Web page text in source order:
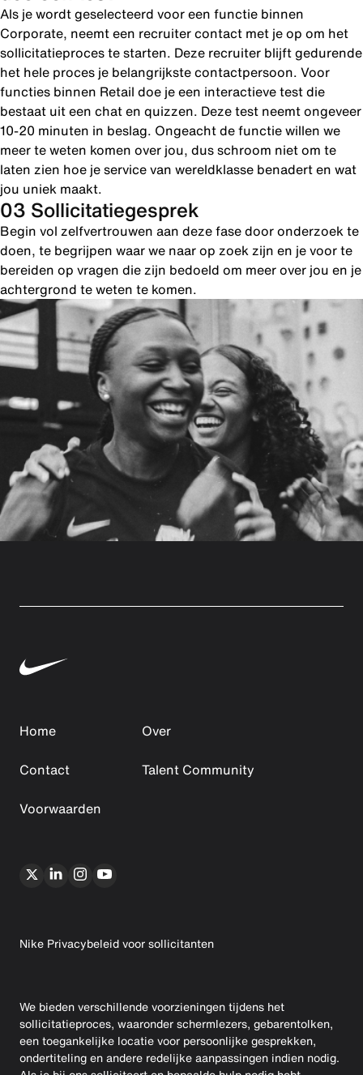
Als je wordt geselecteerd voor een functie binnen
Corporate, neemt een recruiter contact met je op om het
sollicitatieproces te starten. Deze recruiter blijft gedurende
het hele proces je belangrijkste contactpersoon. Voor
functies binnen Retail doe je een interactieve test die
bestaat uit een chat en quizzen. Deze test neemt ongeveer
10-20 minuten in beslag. Ongeacht de functie willen we
meer te weten komen over jou, dus schroom niet om te
laten zien hoe je service van wereldklasse benadert en wat
jou uniek maakt.
03 Sollicitatiegesprek
Begin vol zelfvertrouwen aan deze fase door onderzoek te
doen, te begrijpen waar we naar op zoek zijn en je voor te
bereiden op vragen die zijn bedoeld om meer over jou en je
achtergrond te weten te komen.
Home
Over
Contact
Talent Community
Voorwaarden
Nike Privacybeleid voor sollicitanten
We bieden verschillende voorzieningen tijdens het
sollicitatieproces, waaronder schermlezers, gebarentolken,
een toegankelijke locatie voor persoonlijke gesprekken,
ondertiteling en andere redelijke aanpassingen indien nodig.